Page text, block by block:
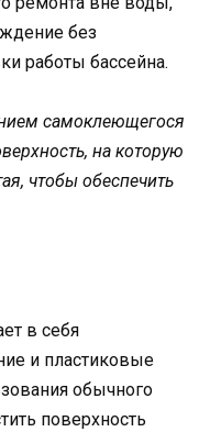
без
работы бассейна.
самоклеющегося
на которую
чтобы обеспечить
в себя
и пластиковые
обычного
поверхность